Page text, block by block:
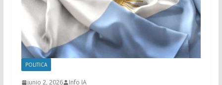
POLITICA
junio 2, 2026 Info IA